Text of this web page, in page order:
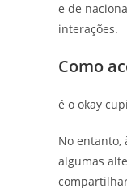
e de
interações.
Como
é o okay
No entanto,
algumas